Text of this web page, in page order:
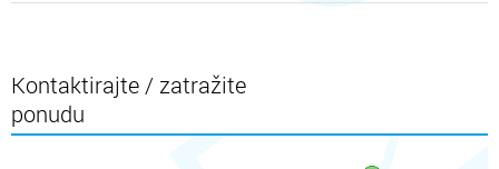
Kontaktirajte / zatražite
ponudu